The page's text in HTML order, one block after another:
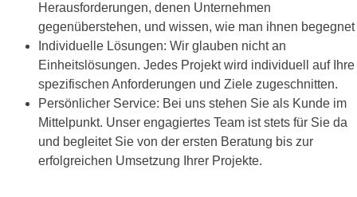
Herausforderungen, denen Unternehmen
gegenüberstehen, und wissen, wie man ihnen begegnet
Individuelle Lösungen: Wir glauben nicht an
Einheitslösungen. Jedes Projekt wird individuell auf Ihre
spezifischen Anforderungen und Ziele zugeschnitten.
Persönlicher Service: Bei uns stehen Sie als Kunde im
Mittelpunkt. Unser engagiertes Team ist stets für Sie da
und begleitet Sie von der ersten Beratung bis zur
erfolgreichen Umsetzung Ihrer Projekte.